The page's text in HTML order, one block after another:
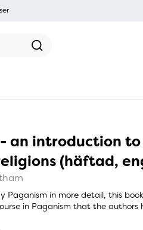
an introduction
(häftad,
Paganism in more detail, this
in Paganism that the authors